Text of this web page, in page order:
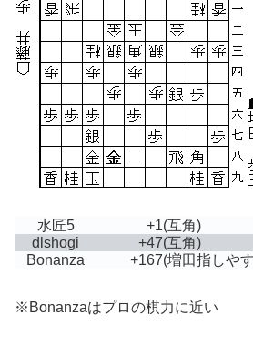
水匠5 +1(互角)
dlshogi
+47(互角)
Bonanza
+167(増田指しや
※Bonanzaはプロの棋力に近い